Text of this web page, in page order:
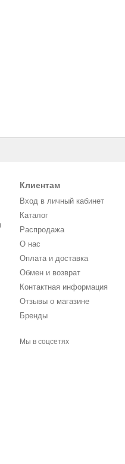
Клиентам
Вход в личный кабинет
Каталог
Распродажа
О нас
Оплата и доставка
Обмен и возврат
Контактная информация
Отзывы о магазине
Бренды
Мы в соцсетях